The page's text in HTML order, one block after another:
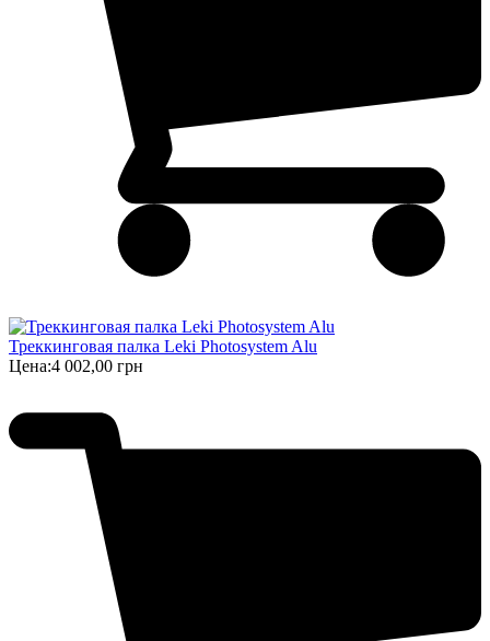
Треккинговая палка Leki Photosystem Alu
Цена:4 002,00 грн